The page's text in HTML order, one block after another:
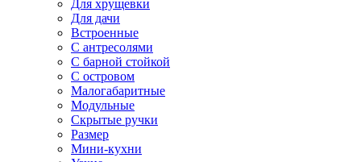
Для хрущевки
Для дачи
Встроенные
С антресолями
С барной стойкой
С островом
Малогабаритные
Модульные
Скрытые ручки
Размер
Мини-кухни